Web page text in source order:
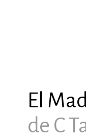
El
de C